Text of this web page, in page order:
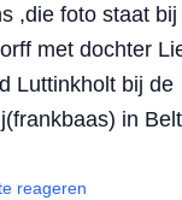
,die foto staat
met dochter
Luttinkholt bij de
in
reageren